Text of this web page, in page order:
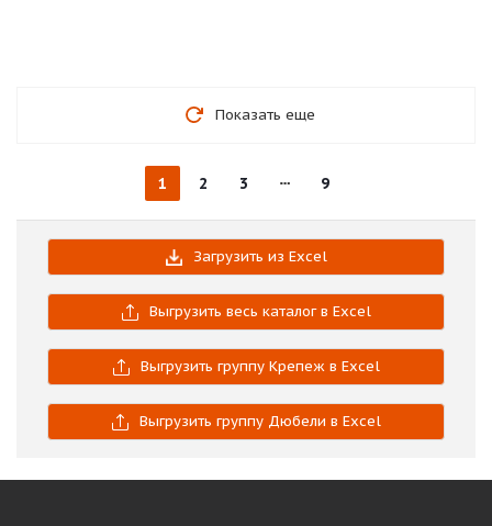
Показать еще
1 2 3 9
Загрузить из Excel
Выгрузить весь каталог в Excel
Выгрузить группу Крепеж в Excel
Выгрузить группу Дюбели в Excel